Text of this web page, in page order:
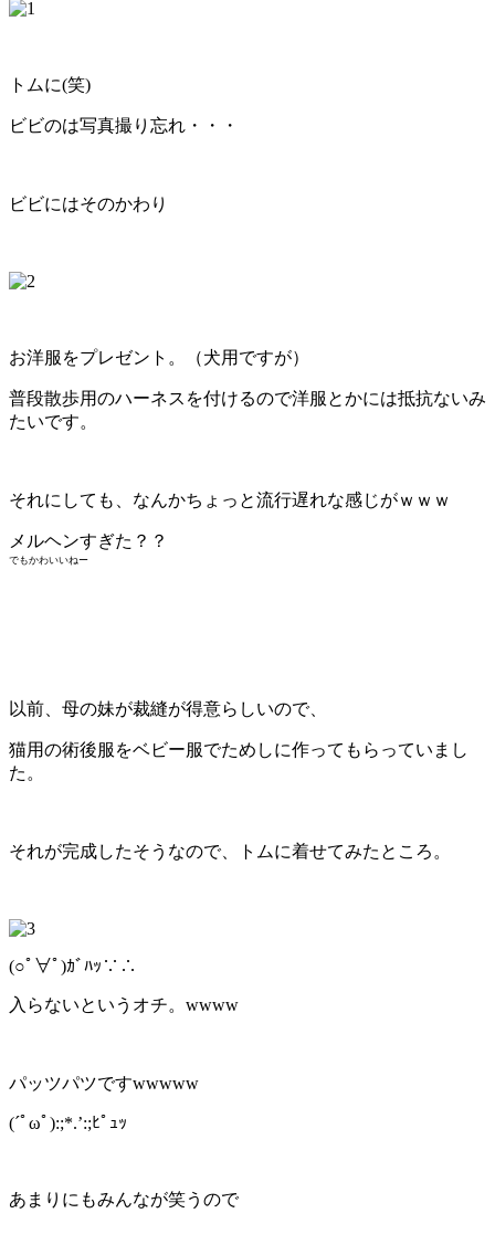
トムに(笑)
ビビのは写真撮り忘れ・・・
ビビにはそのかわり
お洋服をプレゼント。（犬用ですが）
普段散歩用のハーネスを付けるので洋服とかには抵抗ないみ
たいです。
それにしても、なんかちょっと流行遅れな感じがｗｗｗ
メルヘンすぎた？？
でもかわいいねー
以前、母の妹が裁縫が得意らしいので、
猫用の術後服をベビー服でためしに作ってもらっていまし
た。
それが完成したそうなので、トムに着せてみたところ。
(○ﾟ∀ﾟ)ｶﾞﾊｯ∵∴
入らないというオチ。wwww
パッツパツですwwwww
(´ﾟωﾟ):;*.’:;ﾋﾟｭｯ
あまりにもみんなが笑うので